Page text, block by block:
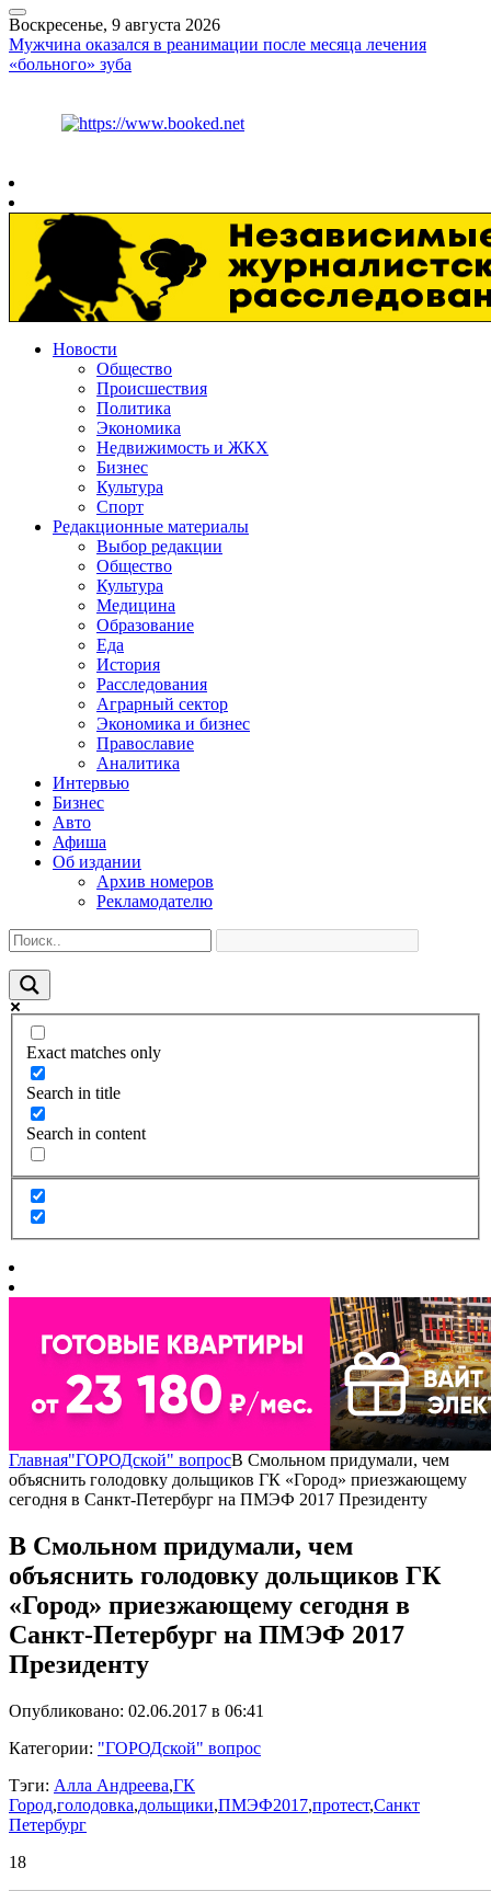
Воскресенье, 9 августа 2026
Мужчина оказался в реанимации после месяца лечения
«больного» зуба
Новости
Общество
Происшествия
Политика
Экономика
Недвижимость и ЖКХ
Бизнес
Культура
Спорт
Редакционные материалы
Выбор редакции
Общество
Культура
Медицина
Образование
Еда
История
Расследования
Аграрный сектор
Экономика и бизнес
Православие
Аналитика
Интервью
Бизнес
Авто
Афиша
Об издании
Архив номеров
Рекламодателю
Exact matches only
Search in title
Search in content
Главная"ГОРОДской" вопросВ Смольном придумали, чем
объяснить голодовку дольщиков ГК «Город» приезжающему
сегодня в Санкт-Петербург на ПМЭФ 2017 Президенту
В Смольном придумали, чем
объяснить голодовку дольщиков ГК
«Город» приезжающему сегодня в
Санкт-Петербург на ПМЭФ 2017
Президенту
Опубликовано: 02.06.2017 в 06:41
Категории: "ГОРОДской" вопрос
Тэги: Алла Андреева,ГК
Город,голодовка,дольщики,ПМЭФ2017,протест,Санкт
Петербург
18